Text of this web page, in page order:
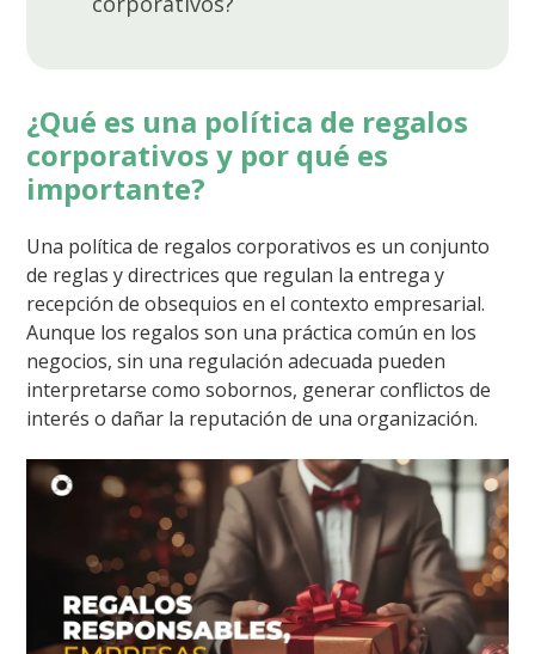
¿Qué es una política de regalos
corporativos y por qué es
importante?
Una política de regalos corporativos es un conjunto
de reglas y directrices que regulan la entrega y
recepción de obsequios en el contexto empresarial.
Aunque los regalos son una práctica común en los
negocios, sin una regulación adecuada pueden
interpretarse como sobornos, generar conflictos de
interés o dañar la reputación de una organización.